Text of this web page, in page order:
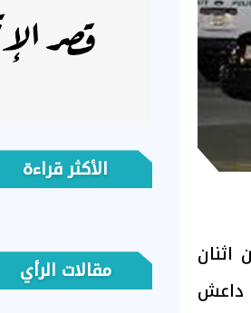
اثنان
داعش
الأكثر قراءة
مقالات الرأي